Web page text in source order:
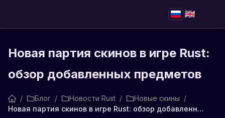
Новая партия скинов в игре Rust:
обзор добавленных предметов
/ Блог / Новости Rust / Новые скины /
Новая партия скинов в игре Rust: обзор добавленных предметов